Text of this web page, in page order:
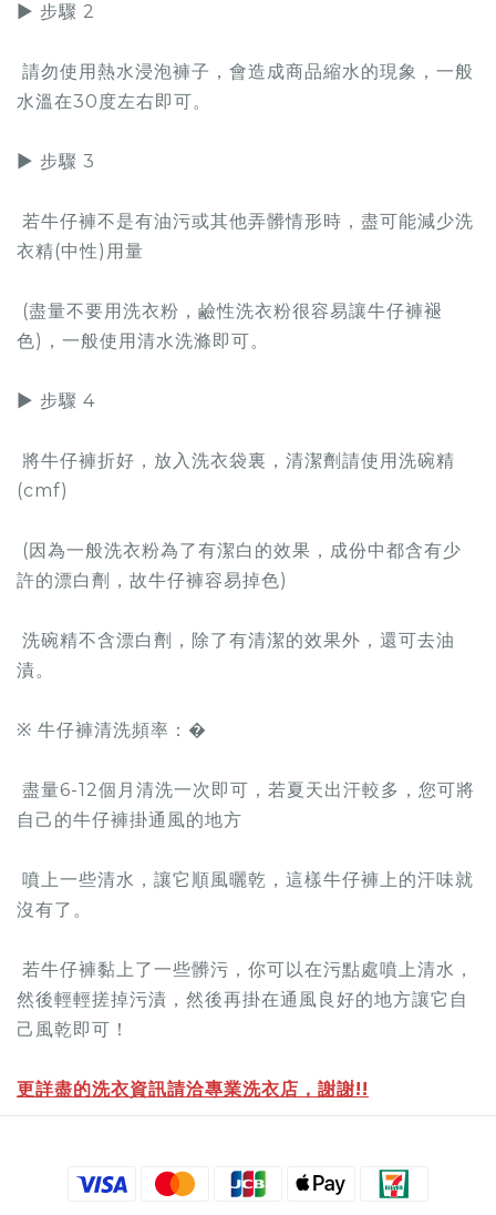
▶ 步驟 2
請勿使用熱水浸泡褲子，會造成商品縮水的現象，一般
水溫在30度左右即可。
▶ 步驟 3
若牛仔褲不是有油污或其他弄髒情形時，盡可能減少洗
衣精(中性)用量
(盡量不要用洗衣粉，鹼性洗衣粉很容易讓牛仔褲褪
色)，一般使用清水洗滌即可。
▶ 步驟 4
將牛仔褲折好，放入洗衣袋裏，清潔劑請使用洗碗精
(cmf)
(因為一般洗衣粉為了有潔白的效果，成份中都含有少
許的漂白劑，故牛仔褲容易掉色)
洗碗精不含漂白劑，除了有清潔的效果外，還可去油
漬。
※ 牛仔褲清洗頻率：�
盡量6-12個月清洗一次即可，若夏天出汗較多，您可將
自己的牛仔褲掛通風的地方
噴上一些清水，讓它順風曬乾，這樣牛仔褲上的汗味就
沒有了。
若牛仔褲黏上了一些髒污，你可以在污點處噴上清水，
然後輕輕搓掉污漬，然後再掛在通風良好的地方讓它自
己風乾即可！
更詳盡的洗衣資訊請洽專業洗衣店，謝謝!!